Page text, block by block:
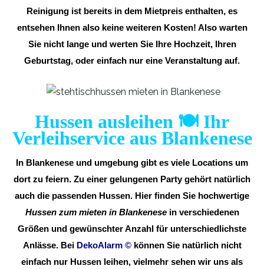
Reinigung ist bereits in dem Mietpreis enthalten, es
entsehen Ihnen also keine weiteren Kosten! Also warten
Sie nicht lange und werten Sie Ihre Hochzeit, Ihren
Geburtstag, oder einfach nur eine Veranstaltung auf.
Hussen ausleihen 🍽️ Ihr
Verleihservice aus Blankenese
In Blankenese und umgebung gibt es viele Locations um
dort zu feiern. Zu einer gelungenen Party gehört natürlich
auch die passenden Hussen. Hier finden Sie hochwertige
Hussen zum mieten in Blankenesein verschiedenen
Größen und gewünschter Anzahl für unterschiedlichste
Anlässe. Bei DekoAlarm © können Sie natürlich nicht
einfach nur Hussen leihen, vielmehr sehen wir uns als